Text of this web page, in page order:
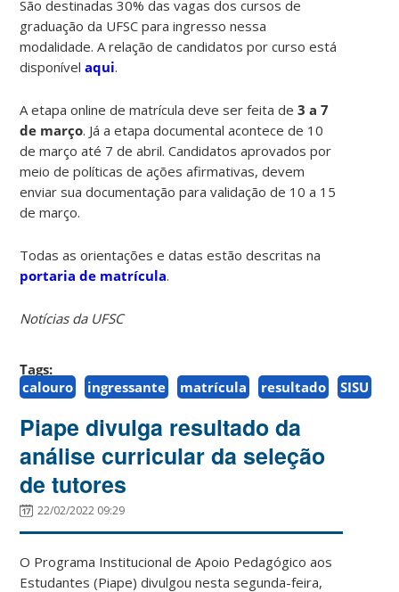
São destinadas 30% das vagas dos cursos de
graduação da UFSC para ingresso nessa
modalidade. A relação de candidatos por curso está
disponívelaqui.
A etapa online de matrícula deve ser feita de3 a 7
de março. Já a etapa documental acontece de 10
de março até 7 de abril. Candidatos aprovados por
meio de políticas de ações afirmativas, devem
enviar sua documentação para validação de 10 a 15
de março.
Todas as orientações e datas estão descritas na
portaria de matrícula.
Notícias da UFSC
Tags:
calouro
ingressante matrícula resultado SISU
Piape divulga resultado da
análise curricular da seleção
de tutores
22/02/2022 09:29
O Programa Institucional de Apoio Pedagógico aos
Estudantes (Piape) divulgou nesta segunda-feira,